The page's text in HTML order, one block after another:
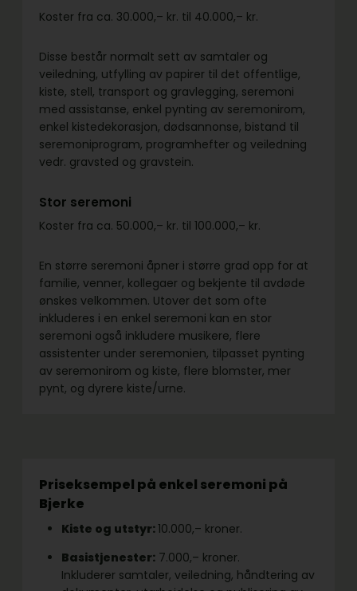
Koster fra ca. 30.000,– kr. til 40.000,– kr.
Disse består normalt sett av samtaler og
veiledning, utfylling av papirer til det offentlige,
kiste, stell, transport og gravlegging, seremoni
med assistanse, enkel pynting av seremonirom,
enkel kistedekorasjon, dødsannonse, bistand til
seremoniprogram, programhefter og veiledning
vedr. gravsted og gravstein.
Stor seremoni
Koster fra ca. 50.000,– kr. til 100.000,– kr.
En større seremoni åpner i større grad opp for at
familie, venner, kollegaer og bekjente til avdøde
ønskes velkommen. Utover det som ofte
inkluderes i en enkel seremoni kan en stor
seremoni også inkludere musikere, flere
assistenter under seremonien, tilpasset pynting
av seremonirom og kiste, flere blomster, mer
pynt, og dyrere kiste/urne.
Priseksempel på enkel seremoni på
Bjerke
Kiste og utstyr:10.000,– kroner.
Basistjenester: 7.000,– kroner.
Inkluderer samtaler, veiledning, håndtering av